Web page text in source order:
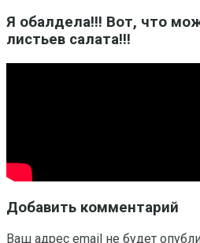
Я обалдела!!! Вот, что
листьев салата!!!
Добавить комментарий
Ваш адрес email не будет